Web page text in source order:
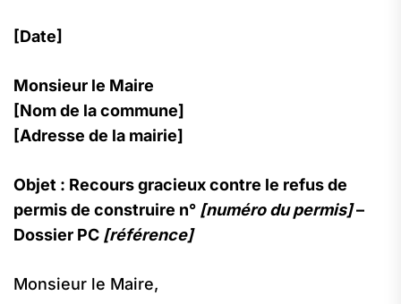
[Date]
Monsieur le Maire
[Nom de la commune]
[Adresse de la mairie]
Objet : Recours gracieux contre le refus de
permis de construire n° [numéro du permis]–
Dossier PC [référence]
Monsieur le Maire,